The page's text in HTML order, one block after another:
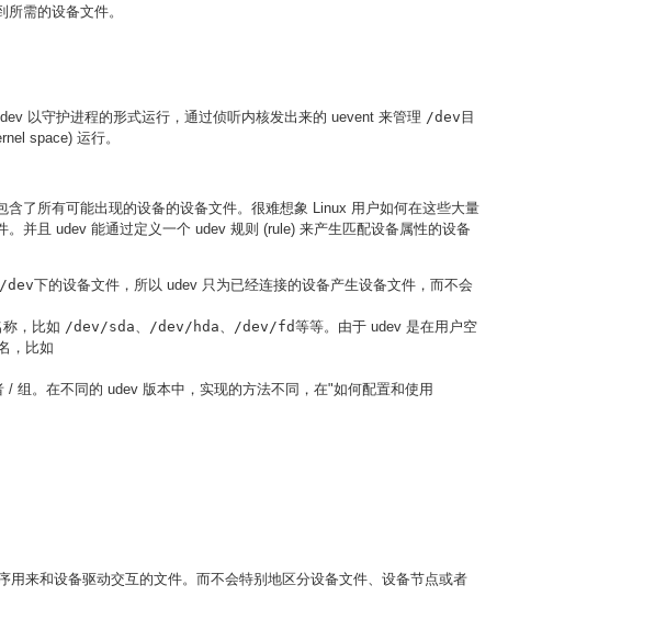
需的设备文件。
以守护进程的形式运行，通过侦听内核发出来的 uevent 来管理 /dev目
space) 运行。
含了所有可能出现的设备的设备文件。很难想象 Linux 用户如何在这些大量
并且 udev 能通过定义一个 udev 规则 (rule) 来产生匹配设备属性的设备
/dev下的设备文件，所以 udev 只为已经连接的设备产生设备文件，而不会
，比如 /dev/sda、/dev/hda、/dev/fd等等。由于 udev 是在用户空
，比如
组。在不同的 udev 版本中，实现的方法不同，在"如何配置和使用
用来和设备驱动交互的文件。而不会特别地区分设备文件、设备节点或者